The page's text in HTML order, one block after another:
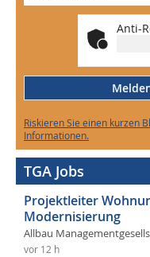
Anti-
Riskieren Sie einen kurzen
Informationen.
TGA Jobs
Projektleiter
Modernisierung
Allbau
vor 12 h